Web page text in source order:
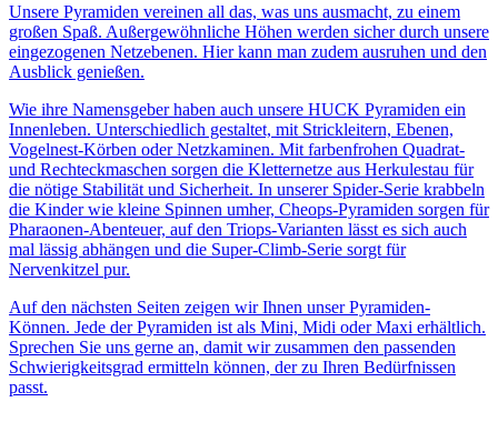
Unsere Pyramiden vereinen all das, was uns ausmacht, zu einem
großen Spaß. Außergewöhnliche Höhen werden sicher durch unsere
eingezogenen Netzebenen. Hier kann man zudem ausruhen und den
Ausblick genießen.
Wie ihre Namensgeber haben auch unsere HUCK Pyramiden ein
Innenleben. Unterschiedlich gestaltet, mit Strickleitern, Ebenen,
Vogelnest-Körben oder Netzkaminen. Mit farbenfrohen Quadrat-
und Rechteckmaschen sorgen die Kletternetze aus Herkulestau für
die nötige Stabilität und Sicherheit. In unserer Spider-Serie krabbeln
die Kinder wie kleine Spinnen umher, Cheops-Pyramiden sorgen für
Pharaonen-Abenteuer, auf den Triops-Varianten lässt es sich auch
mal lässig abhängen und die Super-Climb-Serie sorgt für
Nervenkitzel pur.
Auf den nächsten Seiten zeigen wir Ihnen unser Pyramiden-
Können. Jede der Pyramiden ist als Mini, Midi oder Maxi erhältlich.
Sprechen Sie uns gerne an, damit wir zusammen den passenden
Schwierigkeitsgrad ermitteln können, der zu Ihren Bedürfnissen
passt.